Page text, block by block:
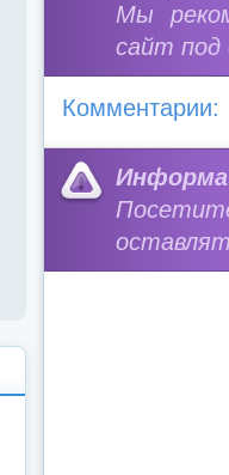
Мы
сайт под
Комментарии: